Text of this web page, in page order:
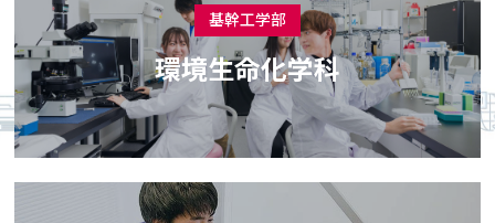
基幹工学部
環境生命化学科